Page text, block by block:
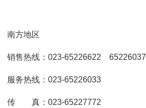
南方地区
销售热线：023-65226622 65226037
服务热线：023-65226033
传 真：023-65227772